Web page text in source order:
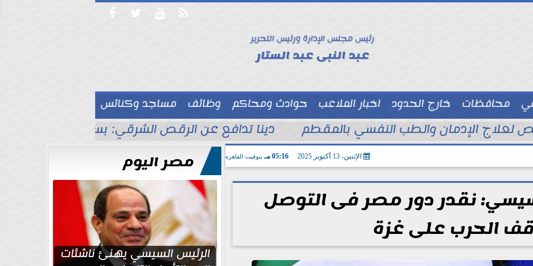
   
رئيس مجلس الإدارة ورئيس التحرير
عبد النبى عبد الستار
محافظات خارج الحدود اخبار الملاعب حوادث ومحاكم وظائف
مساجد وكنائس
توك شو 
دينا تدافع عن الرقص الشرقي: بسأل نفسي اللي
الإثنين، 13 أكتوبر 2025 05:16 مـ بتوقيت القاهرة
نقدر دور مصر فى التوصل
الحرب على غزة
مصر اليوم
الرئيس السيسي يهنئ ناشئات